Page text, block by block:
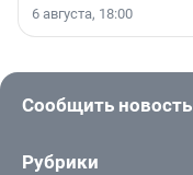
6 августа, 18:00
Сообщить новость
Рубрики